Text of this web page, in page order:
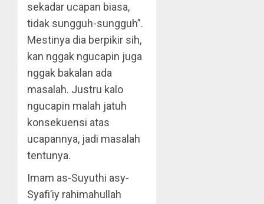
sekadar ucapan biasa,
tidak sungguh-sungguh”.
Mestinya dia berpikir sih,
kan nggak ngucapin juga
nggak bakalan ada
masalah. Justru kalo
ngucapin malah jatuh
konsekuensi atas
ucapannya, jadi masalah
tentunya.
Imam as-Suyuthi asy-
Syafi’iy rahimahullah